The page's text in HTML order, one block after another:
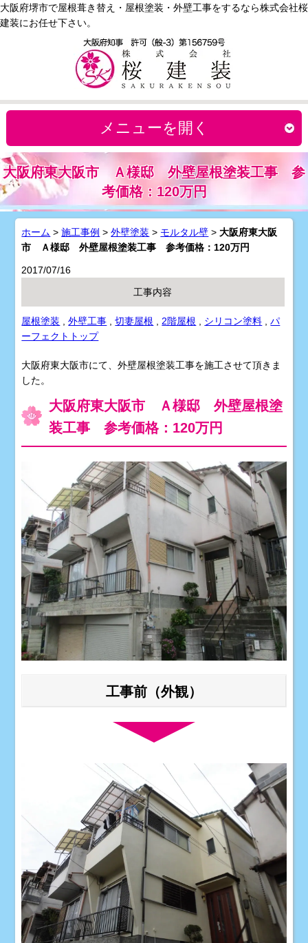
大阪府堺市で屋根葺き替え・屋根塗装・外壁工事をするなら株式会社桜
建装にお任せ下さい。
メニューを開く
大阪府東大阪市 Ａ様邸 外壁屋根塗装工事 参
考価格：120万円
ホーム >施工事例 >外壁塗装 > モルタル壁 >大阪府東大阪
市 Ａ様邸 外壁屋根塗装工事 参考価格：120万円
2017/07/16
工事内容
屋根塗装 ,外壁工事 ,切妻屋根 ,2階屋根 , シリコン塗料 ,パ
ーフェクトトップ
大阪府東大阪市にて、外壁屋根塗装工事を施工させて頂きま
した。
大阪府東大阪市 Ａ様邸 外壁屋根塗
装工事 参考価格：120万円
工事前（外観）